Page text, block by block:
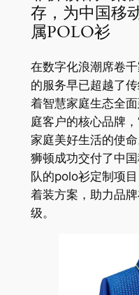
存，为中国移
属POLO衫
在数字化浪潮席卷
的服务早已超越了
着智慧家庭生态全
庭客户的核心品牌
家庭美好生活的使
狮顿成功交付了中
队的polo衫定制项
着装方案，助力品
级。